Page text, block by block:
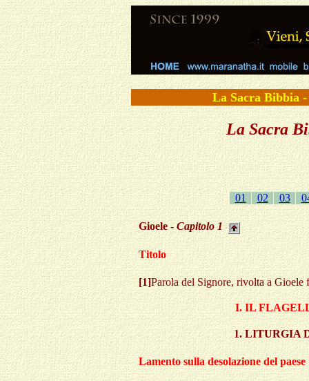
La Sacra
La Sacra
01 02 03
Gioele -Capitolo1
Titolo
[1]Parola del Signore, rivolta a Gioele
I. IL
1. LITURGIA
Lamento sulla desolazione del paese